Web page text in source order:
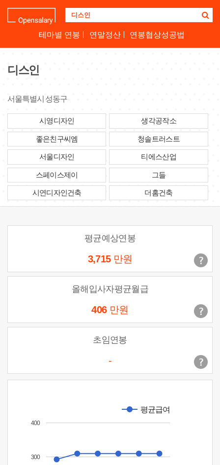
업
명
테마별 연봉 연말정산 연봉협상성공법
디스인
서울특별시 성동구
시영디자인 생각공작소
좋은친구씨엠 청솔트러스트
서울디자인 티에스산업
스페이스제이 그들
시연디자인건축 더홈건축
평균예상연봉
3,715 만원
올해입사자평균월급
406 만원
초임연봉
-
평균급여
300
400